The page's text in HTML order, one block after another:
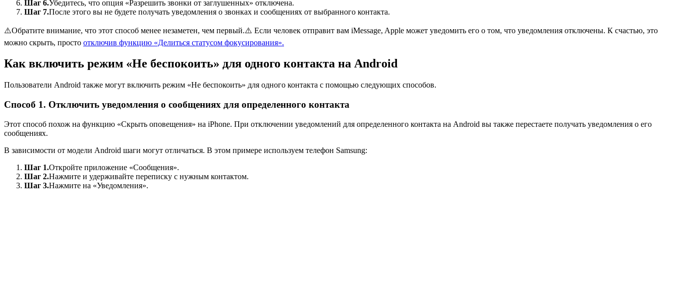
Шаг 6.Убедитесь, что опция «Разрешить звонки от заглушенных» отключена.
Шаг 7.После этого вы не будете получать уведомления о звонках и сообщениях от выбранного контакта.
⚠️Обратите внимание, что этот способ менее незаметен, чем первый.⚠️ Если человек отправит вам iMessage, Apple может уведомить его о том, что уведомления отключены. К счастью, это
можно скрыть, просто отключив функцию «Делиться статусом фокусирования».
Как включить режим «Не беспокоить» для одного контакта на Android
Пользователи Android также могут включить режим «Не беспокоить» для одного контакта с помощью следующих способов.
Способ 1. Отключить уведомления о сообщениях для определенного контакта
Этот способ похож на функцию «Скрыть оповещения» на iPhone. При отключении уведомлений для определенного контакта на Android вы также перестаете получать уведомления о его
сообщениях.
В зависимости от модели Android шаги могут отличаться. В этом примере используем телефон Samsung:
Шаг 1.Откройте приложение «Сообщения».
Шаг 2.Нажмите и удерживайте переписку с нужным контактом.
Шаг 3.Нажмите на «Уведомления».